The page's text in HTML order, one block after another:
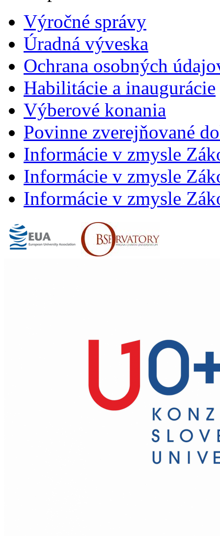
Výročné správy
Úradná výveska
Ochrana osobných
Habilitácie a inaugurácie
Výberové konania
Povinne zverejňované
Informácie v zmysle
Informácie v zmysle
Informácie v zmysle